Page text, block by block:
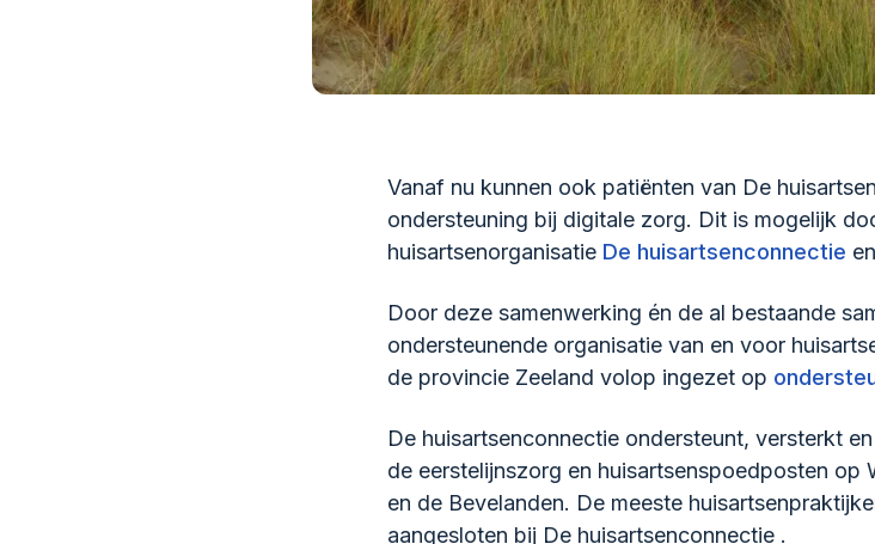
Vanaf nu kunnen ook patiënten van De
ondersteuning bij digitale zorg. Dit is mogelijk
huisartsenorganisatie De huisartsenconnectie
Door deze samenwerking én de al bestaande
ondersteunende organisatie van en voor
de provincie Zeeland volop ingezet op
De huisartsenconnectie ondersteunt, versterkt
de eerstelijnszorg en huisartsenspoedposten op
en de Bevelanden. De meeste
aangesloten bij De huisartsenconnectie .